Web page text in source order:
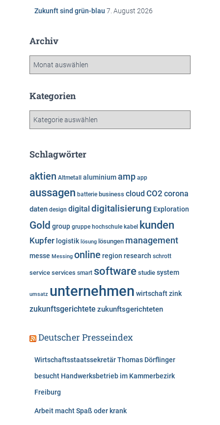
Zukunft sind grün-blau 7. August 2026
Archiv
h
Kategorien
g
r
i
n
Schlagwörter
aktien Altmetall aluminiumamp app
aussagen batterie business cloud CO2 corona
daten design digital digitalisierung Exploration
Gold group gruppe hochschule kabel kunden
Kupfer logistik lösung lösungen management
messe Messing online region research schrott
service services smart software studie system
umsatz unternehmen wirtschaftzink
zukunftsgerichtete zukunftsgerichteten
Deutscher Presseindex
Wirtschaftsstaatssekretär Thomas Dörflinger
besucht Handwerksbetrieb im Kammerbezirk
Freiburg
Arbeit macht Spaß oder krank